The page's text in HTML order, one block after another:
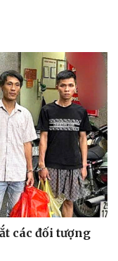
các đối tượng